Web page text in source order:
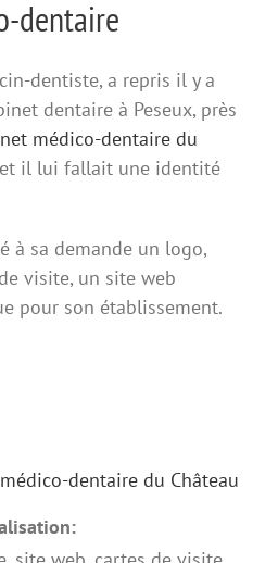
dentaire
dentiste, a repris il y a
dentaire à Peseux, près
médico-dentaire du
il lui fallait une identité
à sa demande un logo,
visite, un site web
pour son établissement.
dentaire du Château